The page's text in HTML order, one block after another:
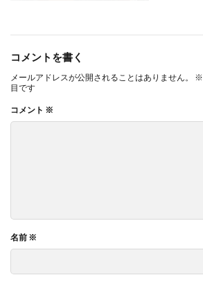
コメントを書く
メールアドレスが公開されることはありません。 ※
目です
コメント ※
名前 ※